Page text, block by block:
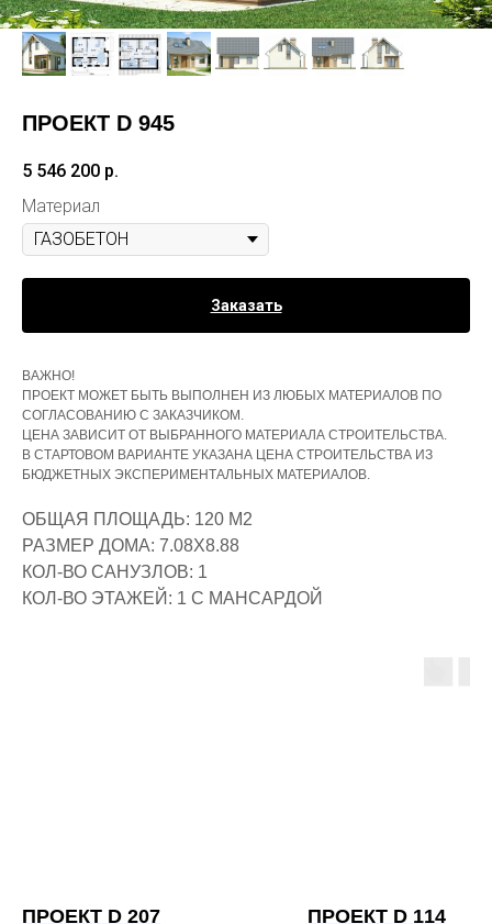
ПРОЕКТ D 945
5 546 200 р.
Материал
Заказать
ВАЖНО!
ПРОЕКТ МОЖЕТ БЫТЬ ВЫПОЛНЕН ИЗ ЛЮБЫХ МАТЕРИАЛОВ ПО
СОГЛАСОВАНИЮ С ЗАКАЗЧИКОМ.
ЦЕНА ЗАВИСИТ ОТ ВЫБРАННОГО МАТЕРИАЛА СТРОИТЕЛЬСТВА.
В СТАРТОВОМ ВАРИАНТЕ УКАЗАНА ЦЕНА СТРОИТЕЛЬСТВА ИЗ
БЮДЖЕТНЫХ ЭКСПЕРИМЕНТАЛЬНЫХ МАТЕРИАЛОВ.
ОБЩАЯ ПЛОЩАДЬ: 120 М2
РАЗМЕР ДОМА: 7.08Х8.88
КОЛ-ВО САНУЗЛОВ: 1
КОЛ-ВО ЭТАЖЕЙ: 1 С МАНСАРДОЙ
ПРОЕКТ D 207 ПРОЕКТ D 114
Оплата наличными по договору.